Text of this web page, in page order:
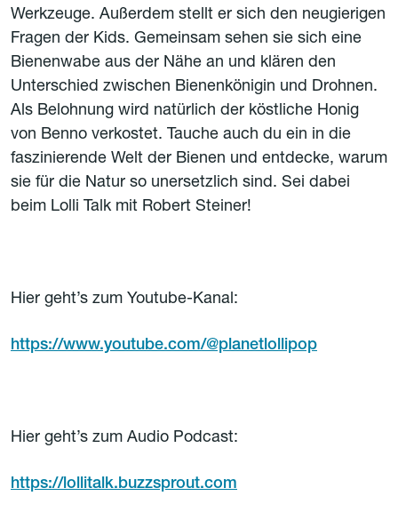
Werkzeuge. Außerdem stellt er sich den neugierigen
Fragen der Kids. Gemeinsam sehen sie sich eine
Bienenwabe aus der Nähe an und klären den
Unterschied zwischen Bienenkönigin und Drohnen.
Als Belohnung wird natürlich der köstliche Honig
von Benno verkostet. Tauche auch du ein in die
faszinierende Welt der Bienen und entdecke, warum
sie für die Natur so unersetzlich sind. Sei dabei
beim Lolli Talk mit Robert Steiner!
Hier geht’s zum Youtube-Kanal:
https://www.youtube.com/@planetlollipop
Hier geht’s zum Audio Podcast:
https://lollitalk.buzzsprout.com